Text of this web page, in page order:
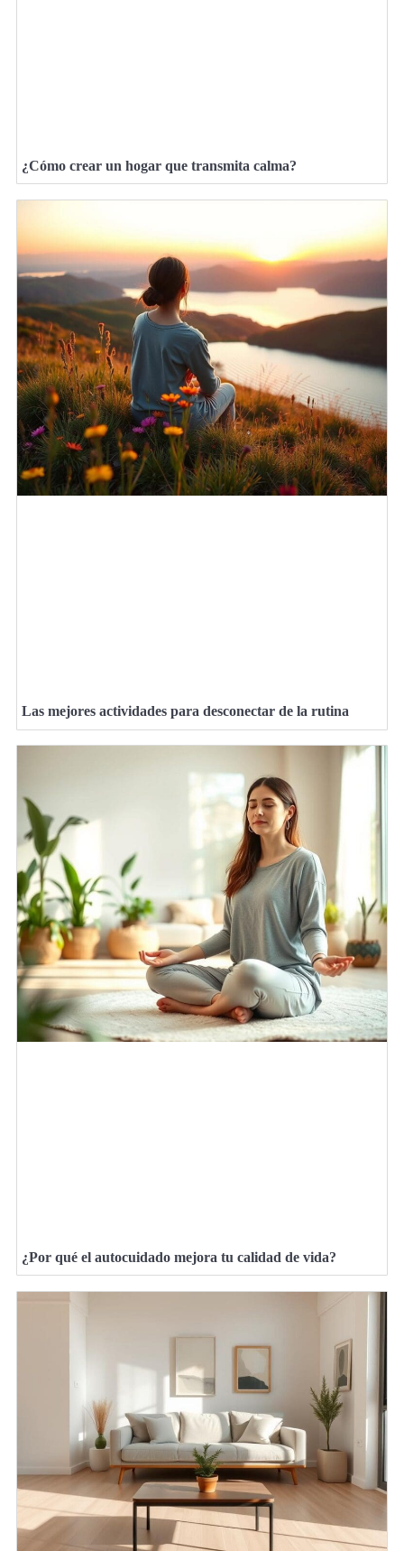
¿Cómo crear un hogar que transmita calma?
Las mejores actividades para desconectar de la rutina
¿Por qué el autocuidado mejora tu calidad de vida?